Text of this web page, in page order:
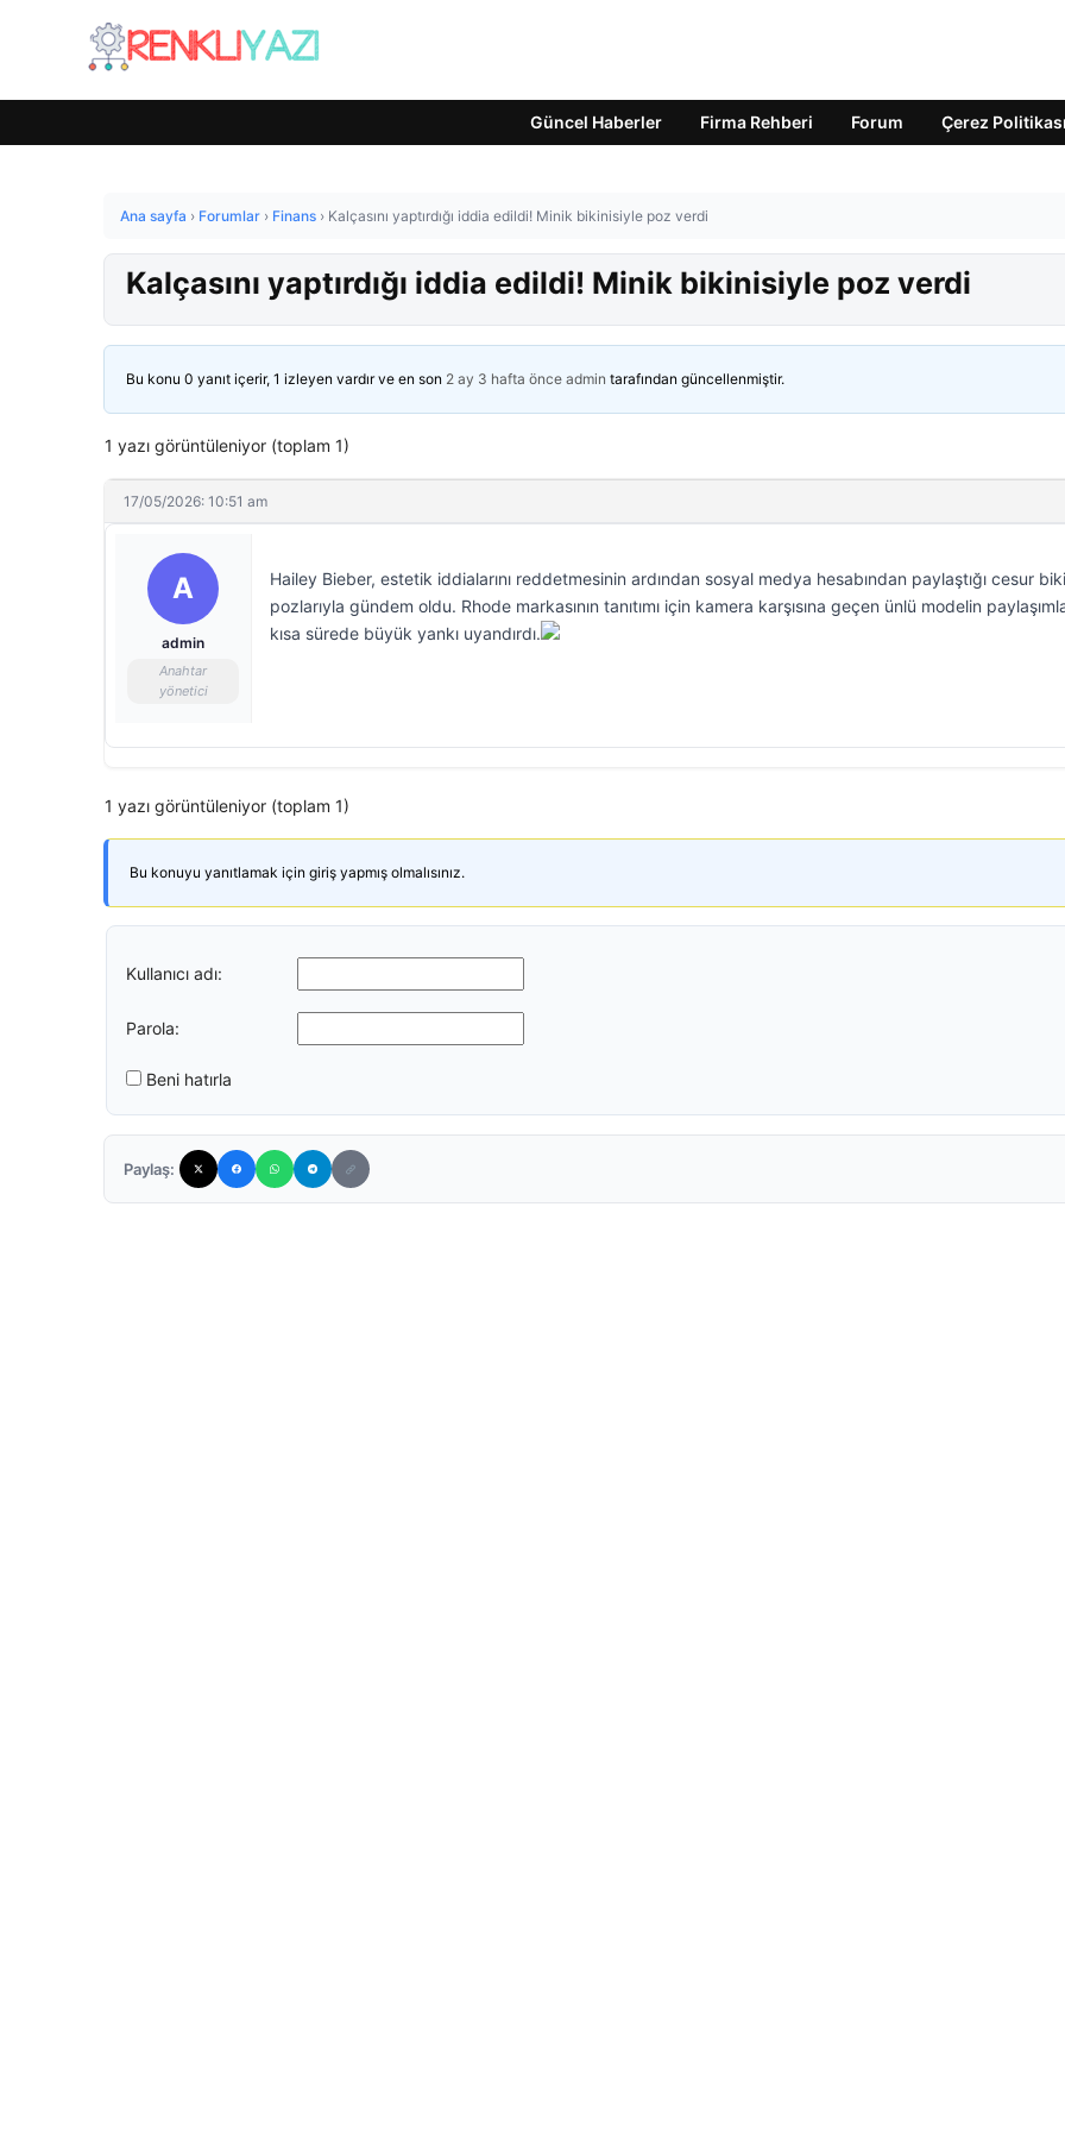
Güncel Haberler Firma Rehberi Forum Çerez Politikası
Ana sayfa › Forumlar › Finans › Kalçasını yaptırdığı iddia edildi! Minik bikinisiyle poz verdi
Kalçasını yaptırdığı iddia edildi! Minik bikinisiyle poz verdi
Bu konu 0 yanıt içerir, 1 izleyen vardır ve en son 2 ay 3 hafta önce admin tarafından güncellenmiştir.
1 yazı görüntüleniyor (toplam 1)
17/05/2026: 10:51 am
A
admin
Anahtar
yönetici
Hailey Bieber, estetik iddialarını reddetmesinin ardından sosyal medya hesabından paylaştığı cesur
pozlarıyla gündem oldu. Rhode markasının tanıtımı için kamera karşısına geçen ünlü modelin
kısa sürede büyük yankı uyandırdı.
1 yazı görüntüleniyor (toplam 1)
Bu konuyu yanıtlamak için giriş yapmış olmalısınız.
Kullanıcı adı:
Parola:
Beni hatırla
Paylaş: